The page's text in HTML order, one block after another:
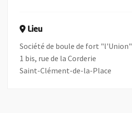
Lieu
Société de boule de fort "l'Union"
1 bis, rue de la Corderie
Saint-Clément-de-la-Place